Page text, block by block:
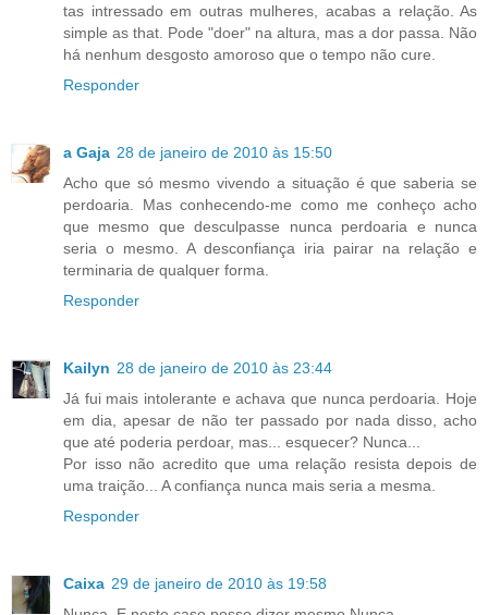
tas intressado em outras mulheres, acabas a relação. As
simple as that. Pode "doer" na altura, mas a dor passa. Não
há nenhum desgosto amoroso que o tempo não cure.
Responder
a Gaja 28 de janeiro de 2010 às 15:50
Acho que só mesmo vivendo a situação é que saberia se
perdoaria. Mas conhecendo-me como me conheço acho
que mesmo que desculpasse nunca perdoaria e nunca
seria o mesmo. A desconfiança iria pairar na relação e
terminaria de qualquer forma.
Responder
Kailyn 28 de janeiro de 2010 às 23:44
Já fui mais intolerante e achava que nunca perdoaria. Hoje
em dia, apesar de não ter passado por nada disso, acho
que até poderia perdoar, mas... esquecer? Nunca...
Por isso não acredito que uma relação resista depois de
uma traição... A confiança nunca mais seria a mesma.
Responder
Caixa 29 de janeiro de 2010 às 19:58